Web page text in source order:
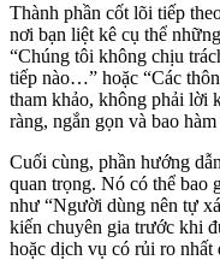
Thành phần cốt lõi tiếp
nơi bạn liệt kê cụ thể
“Chúng tôi không chịu
tiếp nào…” hoặc “Các
tham khảo, không phải lời
ràng, ngắn gọn và bao
Cuối cùng, phần hướng
quan trọng. Nó có thể bao
như “Người dùng nên tự
kiến chuyên gia trước khi
hoặc dịch vụ có rủi ro nhất